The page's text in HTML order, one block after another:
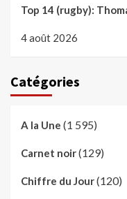
Top 14 (rugby):
4 août 2026
Catégories
A la Une (1 595)
Carnet noir(129)
Chiffre du Jour(120)